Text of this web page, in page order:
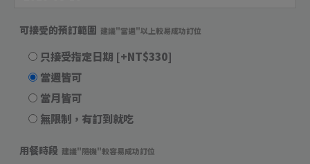
可接受的預訂範圍 建議"當週"以上較易成功訂位
只接受指定日期 [+NT$330]
當週皆可
當月皆可
無限制，有訂到就吃
用餐時段 建議"隨機"較容易成功訂位